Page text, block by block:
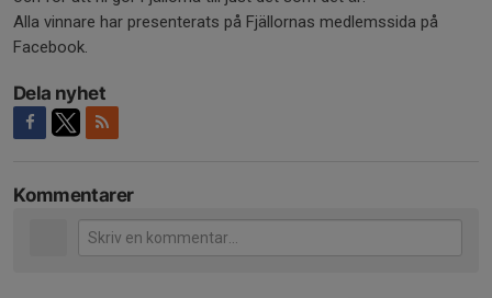
Alla vinnare har presenterats på Fjällornas medlemssida på
Facebook.
Dela nyhet
Kommentarer